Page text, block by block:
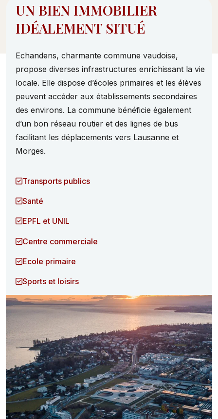
UN BIEN IMMOBILIER
IDÉALEMENT SITUÉ
Echandens, charmante commune vaudoise,
propose diverses infrastructures enrichissant la vie
locale. Elle dispose d’écoles primaires et les élèves
peuvent accéder aux établissements secondaires
des environs. La commune bénéficie également
d’un bon réseau routier et des lignes de bus
facilitant les déplacements vers Lausanne et
Morges.
Transports publics
Santé
EPFL et UNIL
Centre commerciale
Ecole primaire
Sports et loisirs